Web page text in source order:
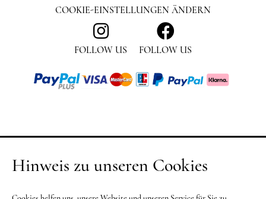
FOLLOW US FOLLOW US
COOKIE-EINSTELLUNGEN ÄNDERN
Hinweis zu unseren Cookies